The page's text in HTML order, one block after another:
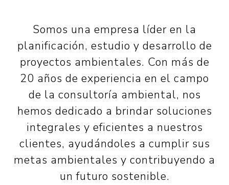
Somos una empresa líder en la
planificación, estudio y desarrollo de
proyectos ambientales. Con más de
20 años de experiencia en el campo
de la consultoría ambiental, nos
hemos dedicado a brindar soluciones
integrales y eficientes a nuestros
clientes, ayudándoles a cumplir sus
metas ambientales y contribuyendo a
un futuro sostenible.